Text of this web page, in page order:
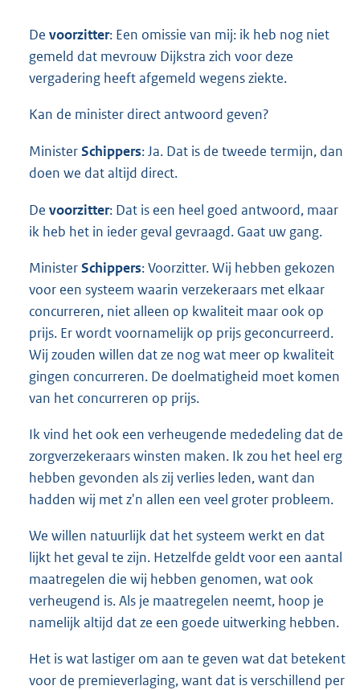
De voorzitter: Een omissie van mij: ik heb nog niet
gemeld dat mevrouw Dijkstra zich voor deze
vergadering heeft afgemeld wegens ziekte.
Kan de minister direct antwoord geven?
MinisterSchippers: Ja. Dat is de tweede termijn, dan
doen we dat altijd direct.
De voorzitter: Dat is een heel goed antwoord, maar
ik heb het in ieder geval gevraagd. Gaat uw gang.
MinisterSchippers: Voorzitter. Wij hebben gekozen
voor een systeem waarin verzekeraars met elkaar
concurreren, niet alleen op kwaliteit maar ook op
prijs. Er wordt voornamelijk op prijs geconcurreerd.
Wij zouden willen dat ze nog wat meer op kwaliteit
gingen concurreren. De doelmatigheid moet komen
van het concurreren op prijs.
Ik vind het ook een verheugende mededeling dat de
zorgverzekeraars winsten maken. Ik zou het heel erg
hebben gevonden als zij verlies leden, want dan
hadden wij met z'n allen een veel groter probleem.
We willen natuurlijk dat het systeem werkt en dat
lijkt het geval te zijn. Hetzelfde geldt voor een aantal
maatregelen die wij hebben genomen, wat ook
verheugend is. Als je maatregelen neemt, hoop je
namelijk altijd dat ze een goede uitwerking hebben.
Het is wat lastiger om aan te geven wat dat betekent
voor de premieverlaging, want dat is verschillend per